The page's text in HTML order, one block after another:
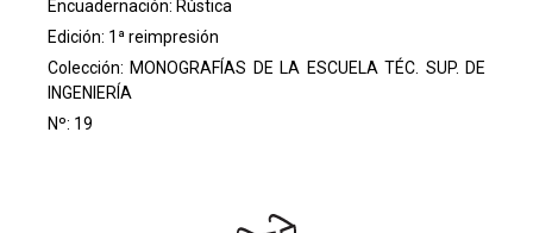
Encuadernación: Rústica
Edición: 1ª reimpresión
Colección: MONOGRAFÍAS DE LA ESCUELA TÉC. SUP. DE
INGENIERÍA
Nº: 19